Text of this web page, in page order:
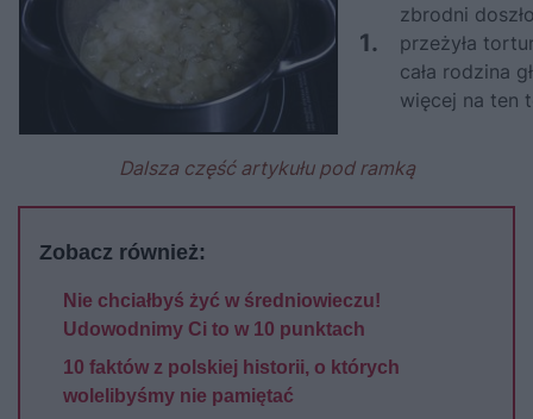
1.
zbrodni
przeżyła
cała rodzina
więcej na ten
Dalsza część artykułu pod ramką
Zobacz również:
Nie chciałbyś żyć w średniowieczu!
Udowodnimy Ci to w 10 punktach
10 faktów z polskiej historii, o których
wolelibyśmy nie pamiętać